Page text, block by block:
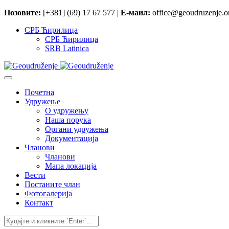
Позовите: [+381] (69) 17 67 577 | Е-маил:
СРБ Ћирилица
СРБ Ћирилица
SRB Latinica
Почетна
Удружење
O удружењу
Наша порука
Органи удружења
Документација
Чланови
Чланови
Мапа локација
Вести
Постаните члан
Фотогалерија
Контакт